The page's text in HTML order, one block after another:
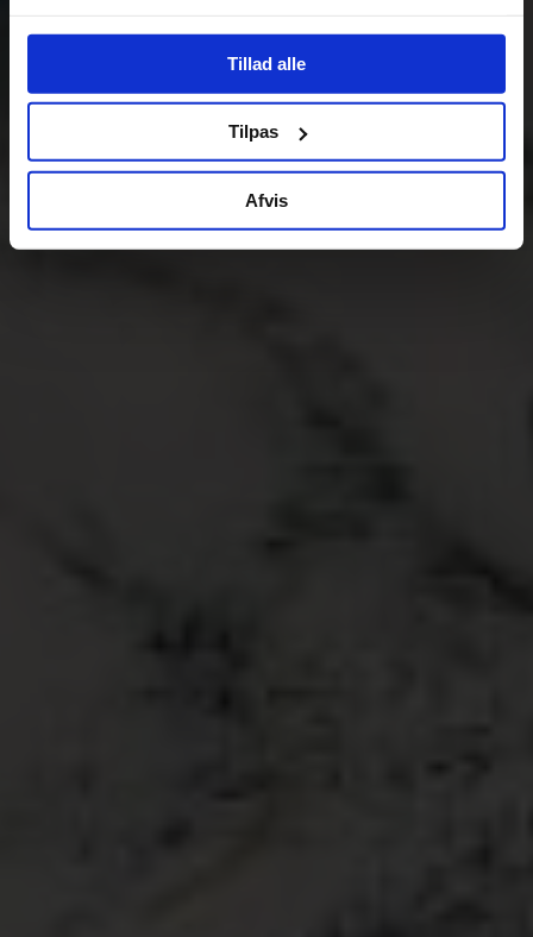
Tillad alle
Tilpas
Afvis